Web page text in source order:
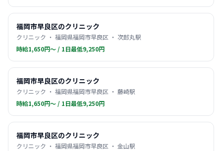
福岡市早良区のクリニック
クリニック ・ 福岡県福岡市早良区 ・ 次郎丸駅
時給1,650円〜 / 1日最低9,250円
福岡市早良区のクリニック
クリニック ・ 福岡県福岡市早良区 ・ 藤崎駅
時給1,650円〜 / 1日最低9,250円
福岡市早良区のクリニック
クリニック ・ 福岡県福岡市早良区 ・ 金山駅